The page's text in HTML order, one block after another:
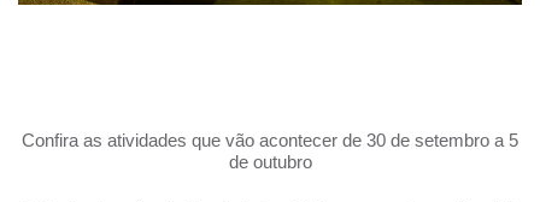
Confira as atividades que vão acontecer de 30 de setembro a 5
de outubro